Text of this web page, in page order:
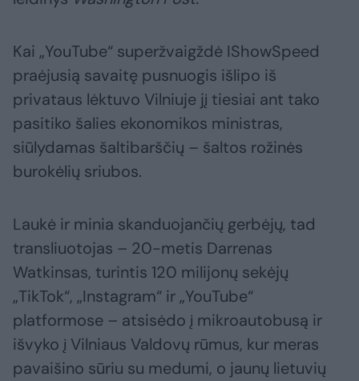
Kai „YouTube“ superžvaigždė IShowSpeed
praėjusią savaitę pusnuogis išlipo iš
privataus lėktuvo Vilniuje jį tiesiai ant tako
pasitiko šalies ekonomikos ministras,
siūlydamas šaltibarščių – šaltos rožinės
burokėlių sriubos.
Laukė ir minia skanduojančių gerbėjų, tad
transliuotojas – 20-metis Darrenas
Watkinsas, turintis 120 milijonų sekėjų
„TikTok“, „Instagram“ ir „YouTube“
platformose – atsisėdo į mikroautobusą ir
išvyko į Vilniaus Valdovų rūmus, kur meras
pavaišino sūriu su medumi, o jaunų lietuvių